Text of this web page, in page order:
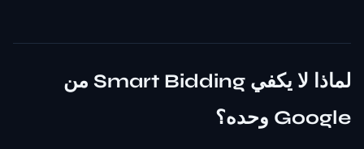
لماذا لا يكفي Smart Bidding من
Google وحده؟